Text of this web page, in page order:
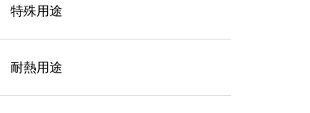
特殊用途
耐熱用途